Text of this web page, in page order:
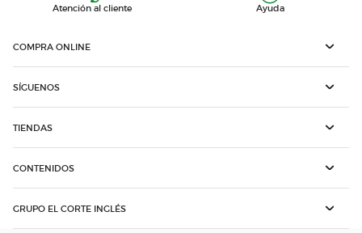
Atención al cliente Ayuda
COMPRA ONLINE
SÍGUENOS
TIENDAS
CONTENIDOS
GRUPO EL CORTE INGLÉS